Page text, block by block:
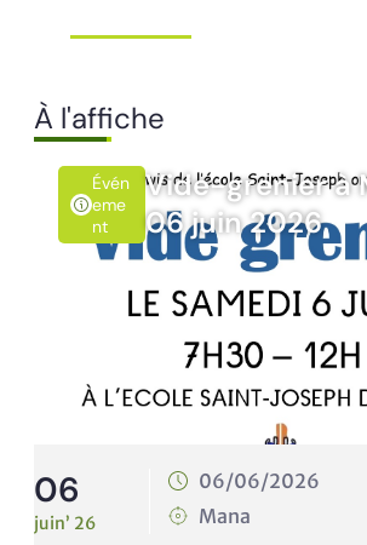
À l'affiche
Évén
Eme
Nt
Vide-grenier à
06 juin 2026
06
juin’ 26
06/06/2026
Mana